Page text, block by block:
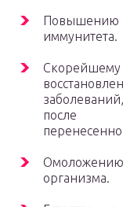
Повышению
иммунитета.
Скорейшему
после
Омоложению
организма.